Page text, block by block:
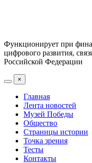
Функционирует при
цифрового развития,
Российской Федерации
×
Главная
Лента новостей
Музей Победы
Общество
Страницы истории
Точка зрения
Тесты
Контакты